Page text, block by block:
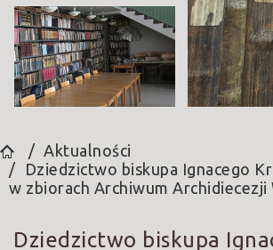
Aktualności
Dziedzictwo biskupa Ignacego
w zbiorach Archiwum Archidiecezji
Dziedzictwo biskupa